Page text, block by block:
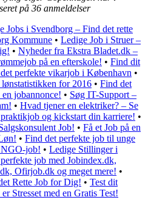
på 36 anmeldelser
Jobs i Svendborg – Find det rette
Kommune • Ledige Job i Struer –
• Nyheder fra Ekstra Bladet.dk –
på en efterskole! • Find dit
perfekte vikarjob i København •
for 2016 • Find det
jobannonce! • Søg IT-Support –
• Hvad tjener en elektriker? – Se
og kickstart din karriere! •
Job! • Få et Job på en
• Find det perfekte job til unge
NGO-job! • Ledige Stillinger i
job med Jobindex.dk,
Ofirjob.dk og meget mere! •
Rette Job for Dig! • Test dit
Stresset med en Gratis Test!